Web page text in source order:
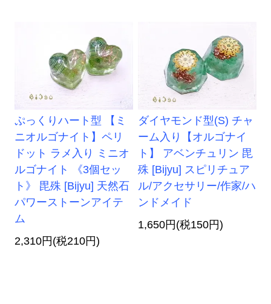
ぷっくりハート型 【ミ
ニオルゴナイト】ペリ
ドット ラメ入り ミニオ
ルゴナイト 《3個セッ
ト》 毘殊 [Bijyu] 天然石
パワーストーンアイテ
ム
2,310円(税210円)
ダイヤモンド型(S) チャ
ーム入り【オルゴナイ
ト】 アベンチュリン 毘
殊 [Bijyu] スピリチュア
ル/アクセサリー/作家/ハ
ンドメイド
1,650円(税150円)